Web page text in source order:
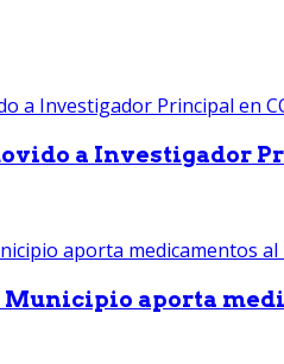
a Investigador
Municipio aporta